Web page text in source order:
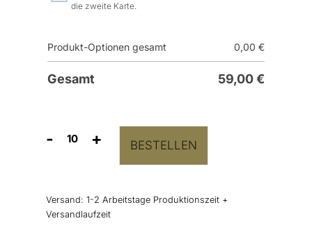
die zweite Karte.
Produkt-Optionen gesamt 0,00€
Gesamt 59,00€
-
Gruppentischkarten
+ BESTELLEN
Versand: 1-2 Arbeitstage Produktionszeit +
Versandlaufzeit